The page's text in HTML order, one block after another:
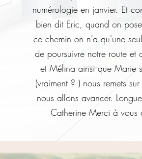
numérologie en janvier. Et
bien dit Eric, quand on
ce chemin on n'a qu'une
de poursuivre notre route et
et Mélina ainsi que Marie
(vraiment ? ) nous remets
nous allons avancer.
Catherine Merci à vous